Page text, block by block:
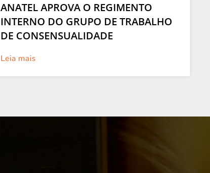
ANATEL APROVA O REGIMENTO
INTERNO DO GRUPO DE TRABALHO
DE CONSENSUALIDADE
Leia mais